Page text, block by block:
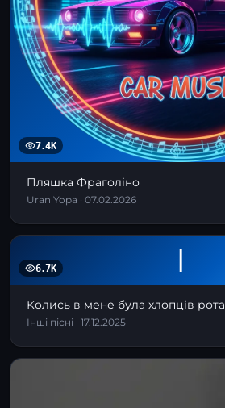
7.4K
Пляшка Фраголіно
Uran Yopa · 07.02.2026
І
6.7K
Колись в мене була хлопців рота
Інші пісні · 17.12.2025